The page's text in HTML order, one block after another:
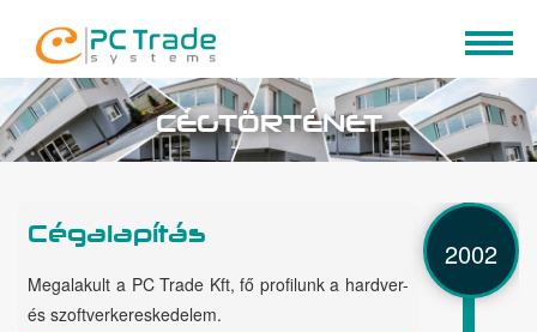
CÉGTÖRTÉNET
Cégalapítás
Megalakult a PC Trade Kft, fő profilunk a hardver-
és szoftverkereskedelem.
2002